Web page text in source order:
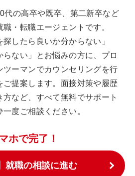
代の高卒や既卒、第二新卒など
・転職エージェントです。
探したら良いか分からない」
らない」とお悩みの方に、プロ
ーマンでカウンセリングを行
ご提案します。面接対策や履歴
など、すべて無料でサポート
度ご相談ください。
ホで完了！
就職の相談に進む